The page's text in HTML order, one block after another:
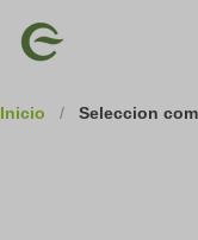
Imagen
Inicio / Seleccion